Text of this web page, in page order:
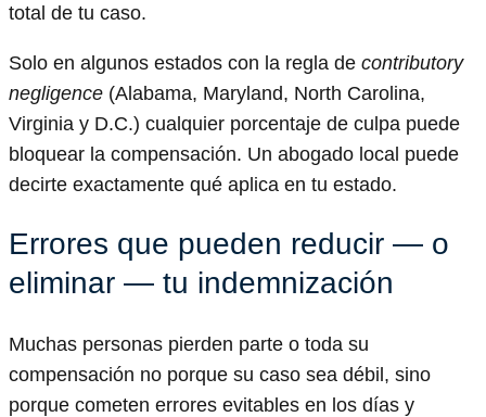
total de tu caso.
Solo en algunos estados con la regla de contributory
negligence (Alabama, Maryland, North Carolina,
Virginia y D.C.) cualquier porcentaje de culpa puede
bloquear la compensación. Un abogado local puede
decirte exactamente qué aplica en tu estado.
Errores que pueden reducir — o
eliminar — tu indemnización
Muchas personas pierden parte o toda su
compensación no porque su caso sea débil, sino
porque cometen errores evitables en los días y